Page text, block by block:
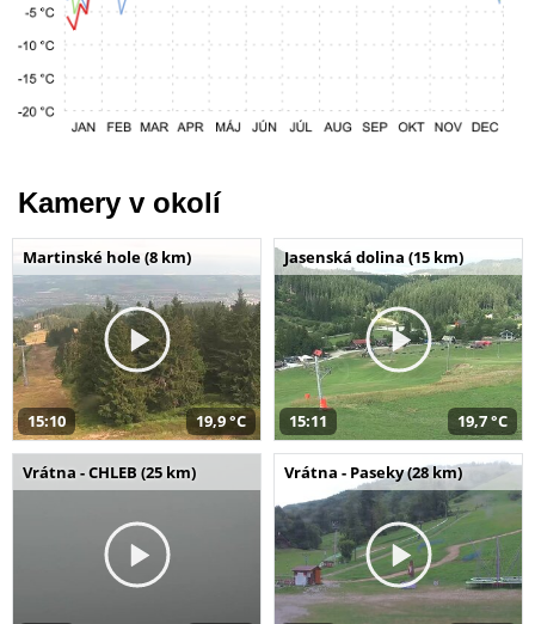
Kamery v okolí
Martinské hole (8 km)
15:10 19,9 °C
Jasenská dolina (15 km)
15:11 19,7 °C
Vrátna - CHLEB (25 km) Vrátna - Paseky (28 km)